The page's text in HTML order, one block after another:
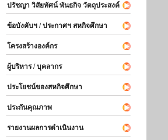
ปรัชญา วิสัยทัศน์ พันธกิจ วัตถุประสงค์
ข้อบังคับฯ / ประกาศฯ สหกิจศึกษา
โครงสร้างองค์กร
ผู้บริหาร / บุคลากร
ประโยชน์ของสหกิจศึกษา
ประกันคุณภาพ
รายงานผลการดำเนินงาน